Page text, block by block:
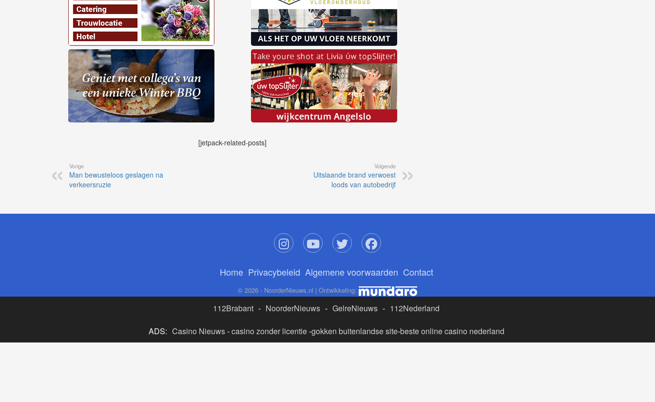
[jetpack-related-posts]
Vorige
Man bewusteloos geslagen na
verkeersruzie
Volgende
Uitslaande brand verwoest
loods van autobedrijf
Home Privacybeleid Algemene voorwaarden Contact
© 2026 - NoorderNieuws.nl | Ontwikkeling:
112Brabant - NoorderNieuws - GelreNieuws - 112Nederland
ADS: Casino Nieuws-casino zonder licentie-gokken buitenlandse site-beste online casino nederland